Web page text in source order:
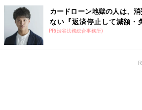
――パリの学校は週の真ん中の水曜日がお
杏 学校によって違いはあるかと思います
ている小学校は、土日以外に水曜日がお
が、お休みの水曜日はのんびりしたり、
カードローン地獄の人は、消
ない『返済停止して減額・
で...
PR(渋谷法務総合事務所)